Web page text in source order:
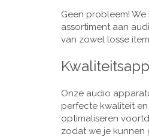
Geen probleem!
assortiment aan
van zowel losse
Onze audio
perfecte kwaliteit
optimaliseren
zodat we je kunnen